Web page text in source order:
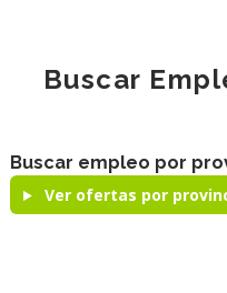
Buscar
Buscar empleo por
Ver ofertas por